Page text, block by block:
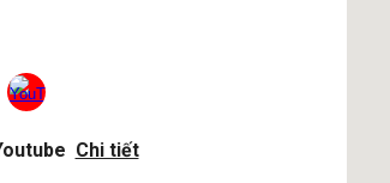
Chi tiết